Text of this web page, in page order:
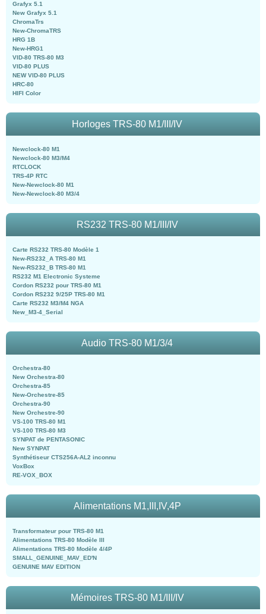
Grafyx 5.1
New Grafyx 5.1
ChromaTrs
New-ChromaTRS
HRG 1B
New-HRG1
VID-80 TRS-80 M3
VID-80 PLUS
NEW VID-80 PLUS
HRC-80
HIFI Color
Horloges TRS-80 M1/III/IV
Newclock-80 M1
Newclock-80 M3/M4
RTCLOCK
TRS-4P RTC
New-Newclock-80 M1
New-Newclock-80 M3/4
RS232 TRS-80 M1/III/IV
Carte RS232 TRS-80 Modèle 1
New-RS232_A TRS-80 M1
New-RS232_B TRS-80 M1
RS232 M1 Electronic Systeme
Cordon RS232 pour TRS-80 M1
Cordon RS232 9/25P TRS-80 M1
Carte RS232 M3/M4 NGA
New_M3-4_Serial
Audio TRS-80 M1/3/4
Orchestra-80
New Orchestra-80
Orchestra-85
New-Orchestre-85
Orchestra-90
New Orchestre-90
VS-100 TRS-80 M1
VS-100 TRS-80 M3
SYNPAT de PENTASONIC
New SYNPAT
Synthétiseur CTS256A-AL2 inconnu
VoxBox
RE-VOX_BOX
Alimentations M1,III,IV,4P
Transformateur pour TRS-80 M1
Alimentations TRS-80 Modèle III
Alimentations TRS-80 Modèle 4/4P
SMALL_GENUINE_MAV_ED'N
GENUINE MAV EDITION
Mémoires TRS-80 M1/III/IV